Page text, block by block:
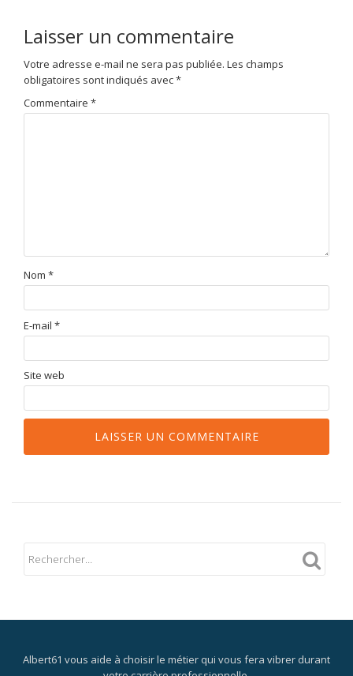
Laisser un commentaire
Votre adresse e-mail ne sera pas publiée. Les champs
obligatoires sont indiqués avec*
Commentaire *
Nom *
E-mail *
Site web
Albert61 vous aide à choisir le métier qui vous fera vibrer durant